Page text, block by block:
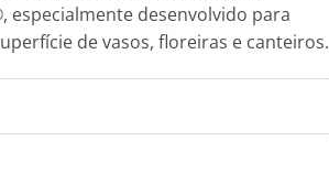
desenvolvido para
de vasos, floreiras e canteiros.